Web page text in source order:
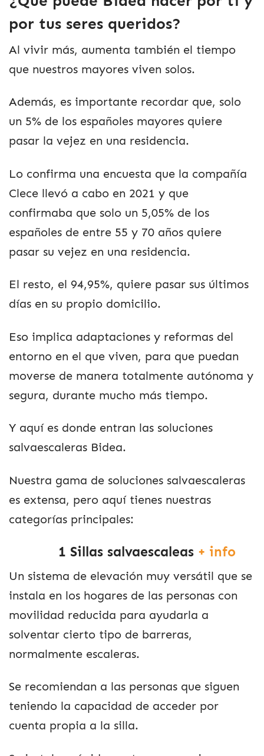
por tus seres queridos?
Al vivir más, aumenta también el tiempo
que nuestros mayores viven solos.
Además, es importante recordar que, solo
un 5% de los españoles mayores quiere
pasar la vejez en una residencia.
Lo confirma una encuesta que la compañía
Clece llevó a cabo en 2021 y que
confirmaba que solo un 5,05% de los
españoles de entre 55 y 70 años quiere
pasar su vejez en una residencia.
El resto, el 94,95%, quiere pasar sus últimos
días en su propio domicilio.
Eso implica adaptaciones y reformas del
entorno en el que viven, para que puedan
moverse de manera totalmente autónoma y
segura, durante mucho más tiempo.
Y aquí es donde entran las soluciones
salvaescaleras Bidea.
Nuestra gama de soluciones salvaescaleras
es extensa, pero aquí tienes nuestras
categorías principales:
1 Sillas salvaescaleas + info
Un sistema de elevación muy versátil que se
instala en los hogares de las personas con
movilidad reducida para ayudarla a
solventar cierto tipo de barreras,
normalmente escaleras.
Se recomiendan a las personas que siguen
teniendo la capacidad de acceder por
cuenta propia a la silla.